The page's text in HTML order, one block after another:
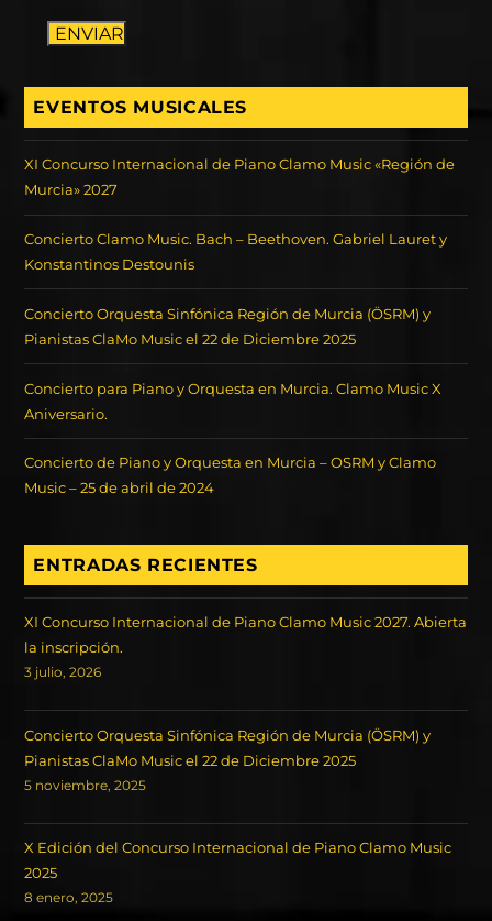
ENVIAR
EVENTOS MUSICALES
XI Concurso Internacional de Piano Clamo Music «Región de
Murcia» 2027
Concierto Clamo Music. Bach – Beethoven. Gabriel Lauret y
Konstantinos Destounis
Concierto Orquesta Sinfónica Región de Murcia (ÖSRM) y
Pianistas ClaMo Music el 22 de Diciembre 2025
Concierto para Piano y Orquesta en Murcia. Clamo Music X
Aniversario.
Concierto de Piano y Orquesta en Murcia – OSRM y Clamo
Music – 25 de abril de 2024
ENTRADAS RECIENTES
XI Concurso Internacional de Piano Clamo Music 2027. Abierta
la inscripción.
3 julio, 2026
Concierto Orquesta Sinfónica Región de Murcia (ÖSRM) y
Pianistas ClaMo Music el 22 de Diciembre 2025
5 noviembre, 2025
X Edición del Concurso Internacional de Piano Clamo Music
2025
8 enero, 2025